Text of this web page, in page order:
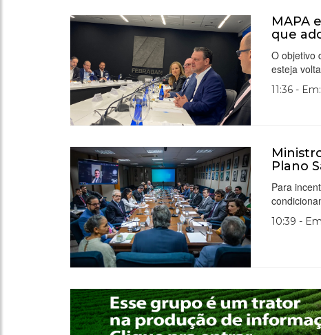
MAPA
que
O objetivo
esteja
11:36 - Em:
Plano
Para
10:39 -